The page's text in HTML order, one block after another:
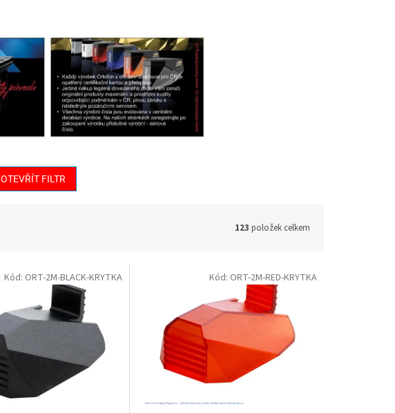
OTEVŘÍT FILTR
123 položek celkem
Kód: ORT-2M-BLACK-KRYTKA Kód: ORT-2M-RED-KRYTKA